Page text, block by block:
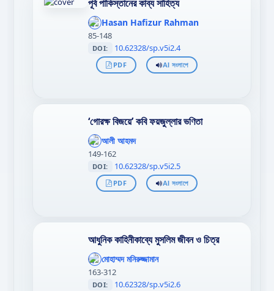
পূর্ব পাকিস্তানের কাব্য সাহিত্য
';
};"
>
Hasan Hafizur Rahman
85-148
DOI: 10.62328/sp.v5i2.4
PDF AI সংলাপে
‘গোরক্ষ বিজয়ে’ কবি ফয়জুল্লার ভণিতা
';
};"
>
আলী আহমদ
149-162
DOI: 10.62328/sp.v5i2.5
PDF AI সংলাপে
আধুনিক কাহিনীকাব্যে মুসলিম জীবন ও চিত্র
';
};"
>
মোহাম্মদ মনিরুজ্জামান
163-312
DOI: 10.62328/sp.v5i2.6